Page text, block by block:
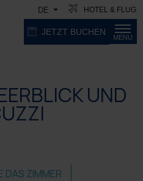
DE HOTEL & FLUG
MENU
JETZT BUCHEN
UND
DAS ZIMMER